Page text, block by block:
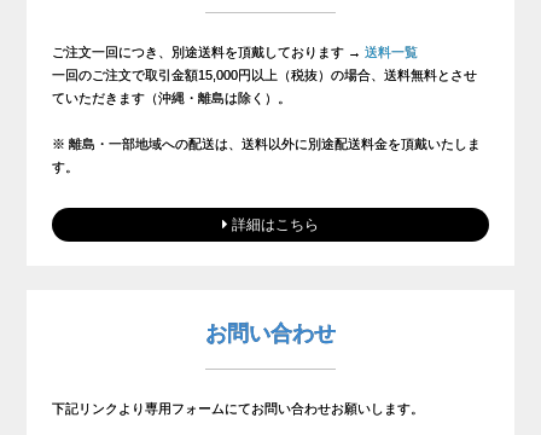
ご注文一回につき、別途送料を頂戴しております → 送料一覧
一回のご注文で取引金額15,000円以上（税抜）の場合、送料無料とさせ
ていただきます（沖縄・離島は除く）。
※ 離島・一部地域への配送は、送料以外に別途配送料金を頂戴いたしま
す。
詳細はこちら
お問い合わせ
下記リンクより専用フォームにてお問い合わせお願いします。